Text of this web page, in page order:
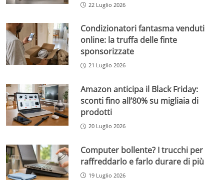
22 Luglio 2026
Condizionatori fantasma venduti
online: la truffa delle finte
sponsorizzate
21 Luglio 2026
Amazon anticipa il Black Friday:
sconti fino all’80% su migliaia di
prodotti
20 Luglio 2026
Computer bollente? I trucchi per
raffreddarlo e farlo durare di più
19 Luglio 2026